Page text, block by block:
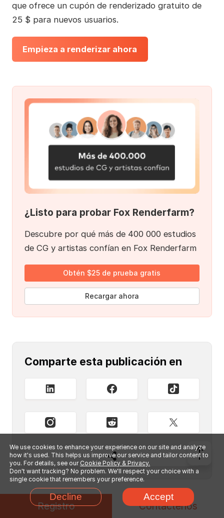
que ofrece un cupón de renderizado gratuito de
25 $ para nuevos usuarios.
Empieza a renderizar ahora
¿Listo para probar Fox Renderfarm?
Descubre por qué más de 400 000 estudios
de CG y artistas confían en Fox Renderfarm
Obtén $25 de prueba gratis
Recargar ahora
Comparte esta publicación en
We use cookies to enhance your experience on our site and analyze
how it's used. This helps us improve our service and tailor content to
you. For details, see our Cookie Policy & Privacy.
Don't want tracking? No problem. We'll respect your choice with a
single cookie that remembers your preference.
Decline Accept
Registro Contáctenos